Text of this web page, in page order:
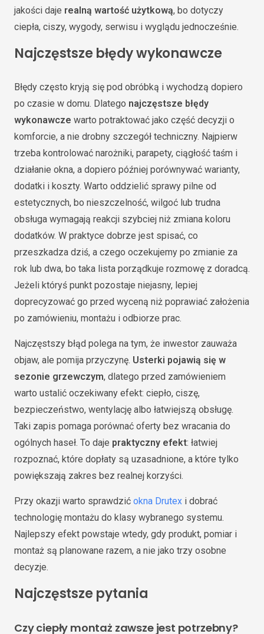
jakości daje realną wartość użytkową, bo dotyczy
ciepła, ciszy, wygody, serwisu i wyglądu jednocześnie.
Najczęstsze błędy wykonawcze
Błędy często kryją się pod obróbką i wychodzą dopiero
po czasie w domu. Dlatego najczęstsze błędy
wykonawcze warto potraktować jako część decyzji o
komforcie, a nie drobny szczegół techniczny. Najpierw
trzeba kontrolować narożniki, parapety, ciągłość taśm i
działanie okna, a dopiero później porównywać warianty,
dodatki i koszty. Warto oddzielić sprawy pilne od
estetycznych, bo nieszczelność, wilgoć lub trudna
obsługa wymagają reakcji szybciej niż zmiana koloru
dodatków. W praktyce dobrze jest spisać, co
przeszkadza dziś, a czego oczekujemy po zmianie za
rok lub dwa, bo taka lista porządkuje rozmowę z doradcą.
Jeżeli któryś punkt pozostaje niejasny, lepiej
doprecyzować go przed wyceną niż poprawiać założenia
po zamówieniu, montażu i odbiorze prac.
Najczęstszy błąd polega na tym, że inwestor zauważa
objaw, ale pomija przyczynę. Usterki pojawią się w
sezonie grzewczym, dlatego przed zamówieniem
warto ustalić oczekiwany efekt: ciepło, ciszę,
bezpieczeństwo, wentylację albo łatwiejszą obsługę.
Taki zapis pomaga porównać oferty bez wracania do
ogólnych haseł. To daje praktyczny efekt: łatwiej
rozpoznać, które dopłaty są uzasadnione, a które tylko
powiększają zakres bez realnej korzyści.
Przy okazji warto sprawdzić okna Drutex i dobrać
technologię montażu do klasy wybranego systemu.
Najlepszy efekt powstaje wtedy, gdy produkt, pomiar i
montaż są planowane razem, a nie jako trzy osobne
decyzje.
Najczęstsze pytania
Czy ciepły montaż zawsze jest potrzebny?